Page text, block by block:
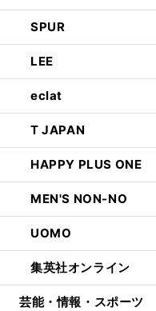
SPUR
LEE
eclat
T JAPAN
HAPPY PLUS ONE
MEN'S NON-NO
UOMO
集英社オンライン
芸能・情報・スポーツ